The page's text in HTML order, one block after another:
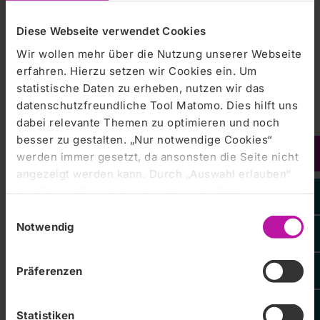
Diese Webseite verwendet Cookies
Wir wollen mehr über die Nutzung unserer Webseite
erfahren. Hierzu setzen wir Cookies ein. Um
statistische Daten zu erheben, nutzen wir das
datenschutzfreundliche Tool Matomo. Dies hilft uns
dabei relevante Themen zu optimieren und noch
besser zu gestalten. „Nur notwendige Cookies“
werden immer gesetzt, da ansonsten die Seite nicht
angezeigt werden kann. Durch „Auswahl erlauben“
bestätigen Sie entsprechend ausgewählte
erlauben Sie alle eingesetzten Cookies. Sie können
Ihre
Einstellungen anpassen. Weitere Informationen
finden Sie auch in unserer
Datenschutzerklärung
Notwendig
Präferenzen
Statistiken
Zentralklinik Bad Berka | 03.06.2019
„Aktionstag gegen den Schmerz“
Chronische Schmerzen verhindern
20 Jahre Welthirntumortag